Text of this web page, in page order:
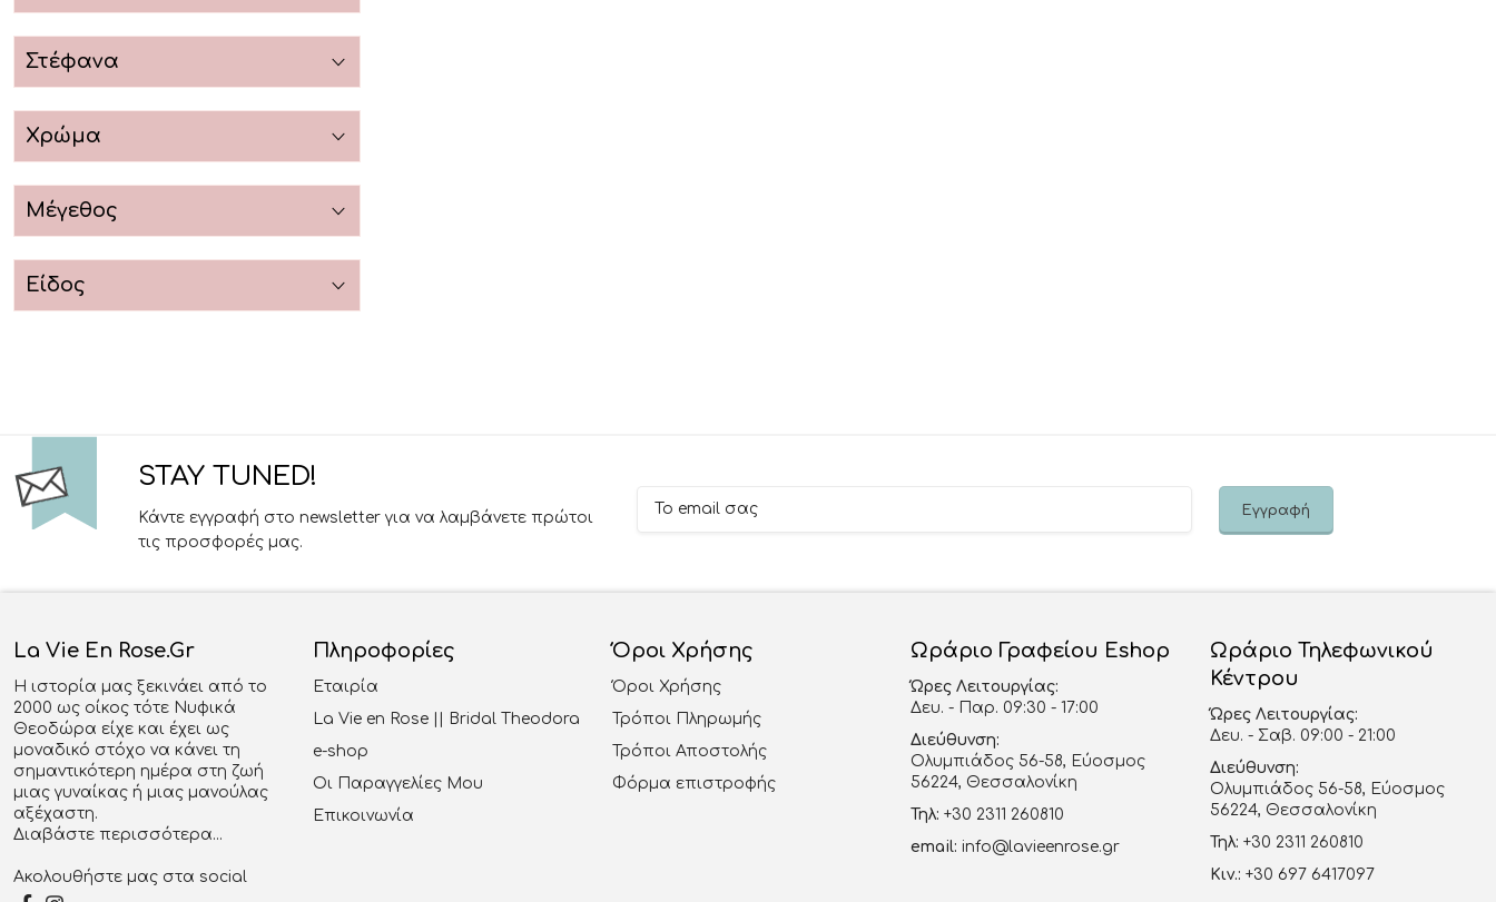
Στέφανα
Χρώμα
Μέγεθος
Είδος
STAY TUNED!
Κάντε εγγραφή στο newsletter για να λαμβάνετε πρώτοι
τις προσφορές μας.
La Vie En Rose.gr
Η ιστορία μας ξεκινάει από το
2000 ως οίκος τότε Νυφικά
Θεοδώρα είχε και έχει ως
μοναδικό στόχο να κάνει τη
σημαντικότερη ημέρα στη ζωή
μιας γυναίκας ή μιας μανούλας
αξέχαστη.
Διαβάστε περισσότερα...
Ακολουθήστε μας στα social
Πληροφορίες
Εταιρία
La Vie en Rose || Bridal Theodora
e-shop
Οι Παραγγελίες Μου
Επικοινωνία
Όροι Χρήσης
Όροι Χρήσης
Τρόποι Πληρωμής
Τρόποι Αποστολής
Φόρμα επιστροφής
Ωράριο Γραφείου Eshop
Ώρες Λειτουργίας:
Δευ. - Παρ. 09:30 - 17:00
Διεύθυνση:
Ολυμπιάδος 56-58, Εύοσμος
56224, Θεσσαλονίκη
Τηλ: +30 2311 260810
email: info@lavieenrose.gr
Ωράριο Τηλεφωνικού
Κέντρου
Ώρες Λειτουργίας:
Δευ. - Σαβ. 09:00 - 21:00
Διεύθυνση:
Ολυμπιάδος 56-58, Εύοσμος
56224, Θεσσαλονίκη
Τηλ: +30 2311 260810
Κιν.: +30 697 6417097